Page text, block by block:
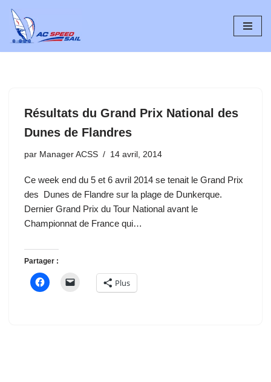
Aller
au
Résultats du Grand Prix National des
Dunes de Flandres
par Manager ACSS 14 avril, 2014
Ce week end du 5 et 6 avril 2014 se tenait le Grand Prix
des Dunes de Flandre sur la plage de Dunkerque.
Dernier Grand Prix du Tour National avant le
Championnat de France qui…
Partager :
Plus